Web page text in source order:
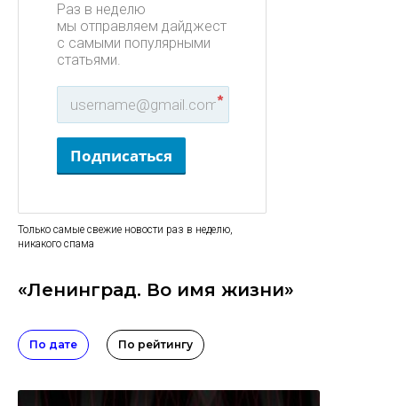
Раз в неделю
мы отправляем дайджест
с самыми популярными
статьями.
*
Подписаться
Только самые свежие новости раз в неделю,
никакого спама
«Ленинград. Во имя жизни»
По дате По рейтингу